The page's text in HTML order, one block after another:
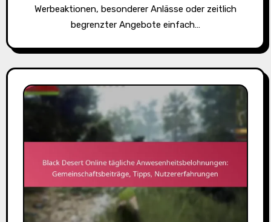
Werbeaktionen, besonderer Anlässe oder zeitlich
begrenzter Angebote einfach…